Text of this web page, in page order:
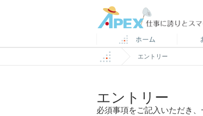
エントリー
エントリー
必須事項をご記入いただき